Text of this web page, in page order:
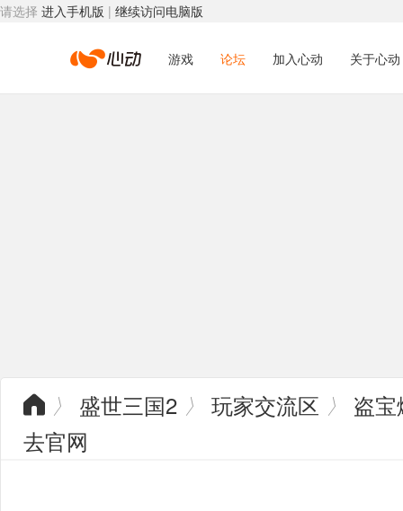
请选择 进入手机版 | 继续访问电脑版
心 游戏 论坛 加入心动 关于心动
 〉 盛世三国2 〉 玩家交流区 〉
盗
去官网